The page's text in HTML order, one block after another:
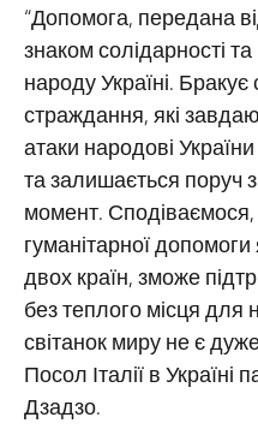
“Допомога, передана
знаком солідарності
народу Україні.
страждання, які
атаки народові України
та залишається поруч
момент.
гуманітарної
двох країн, зможе
без теплого місця для
світанок миру не є
Посол Італії в Україні
Дзадзо.